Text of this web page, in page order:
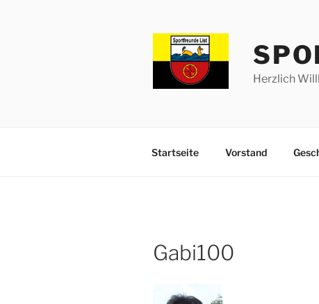
Herzlich
Startseite Vorstand
Gabi100